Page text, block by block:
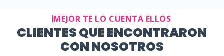
MEJOR TE LO CUENTA ELLOS
CLIENTES QUE ENCONTRARON
CON NOSOTROS